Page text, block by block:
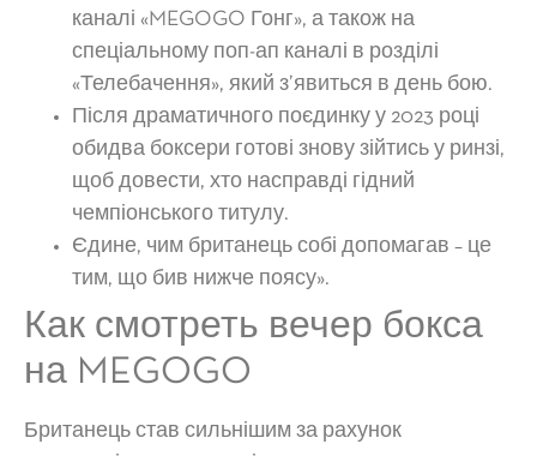
каналі «MEGOGO Гонг», а також на
спеціальному поп-ап каналі в розділі
«Телебачення», який з’явиться в день бою.
Після драматичного поєдинку у 2023 році
обидва боксери готові знову зійтись у ринзі,
щоб довести, хто насправді гідний
чемпіонського титулу.
Єдине, чим британець собі допомагав – це
тим, що бив нижче поясу».
Как смотреть вечер бокса
на MEGOGO
Британець став сильнішим за рахунок